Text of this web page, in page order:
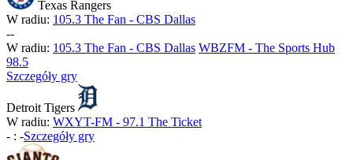
Texas Rangers
W radiu: 105.3 The Fan - CBS Dallas
--
W radiu: 105.3 The Fan - CBS Dallas WBZFM - The Sports Hub
98.5
Szczegóły gry
Detroit Tigers
W radiu: WXYT-FM - 97.1 The Ticket
- : -Szczegóły gry